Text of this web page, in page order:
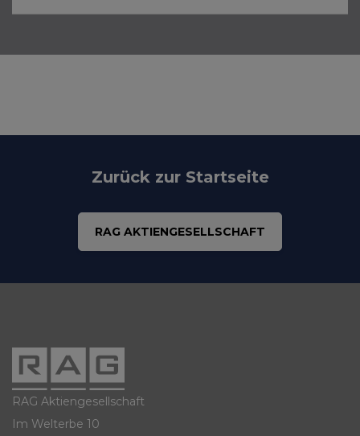
Zurück zur Startseite
RAG AKTIENGESELLSCHAFT
RAG Aktiengesellschaft
Im Welterbe 10